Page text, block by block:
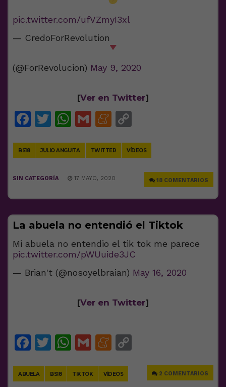
pic.twitter.com/ufVZmyI3xl
— CredoForRevolution
(@ForRevolucion) May 9, 2020
[Ver en Twitter]
Facebook
Twitter
WhatsApp
GmailMeneame
BS18 JULIO ANGUITA TWITTER VÍDEOS
18 COMENTARIOS
SIN CATEGORÍA 17 MAYO, 2020
La abuela no entendió el Tiktok
Mi abuela no entendio el tik tok me parece
pic.twitter.com/pWUuide3JC
— Brian't (@nosoyelbraian) May 16, 2020
[Ver en Twitter]
Facebook
Twitter
WhatsApp
GmailMeneame
ABUELA BS18 TIKTOK VÍDEOS 2 COMENTARIOS